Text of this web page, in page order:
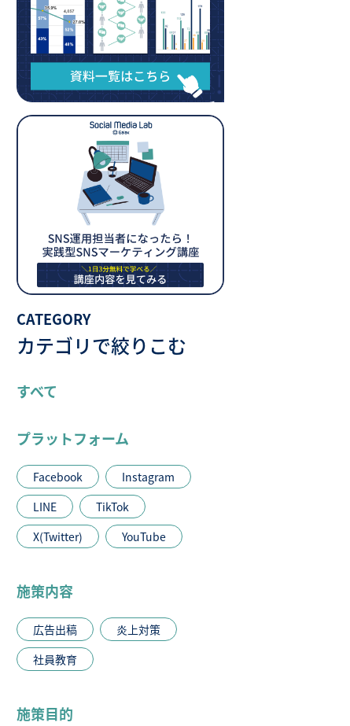
CATEGORY
カテゴリで絞りこむ
すべて
プラットフォーム
Facebook
Instagram
LINE
TikTok
X(Twitter)
YouTube
施策内容
広告出稿
炎上対策
社員教育
施策目的